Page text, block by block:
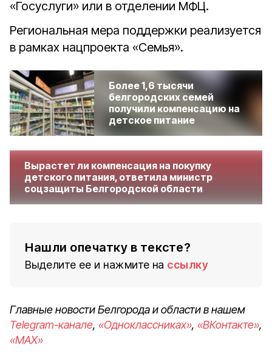
«Госуслуги» или в отделении МФЦ.
Региональная мера поддержки реализуется
в рамках нацпроекта «Семья».
Более 1,6 тысячи
белгородских семей
получили компенсацию на
детское питание
Вырастет ли компенсация на покупку
детского питания, ответила министр
соцзащиты Белгородской области
Нашли опечатку в тексте?
Выделите ее и нажмите на ссылку
Главные новости Белгорода и области в нашем
Telegram-канале, «Одноклассниках», «ВКонтакте»,
«MAX»